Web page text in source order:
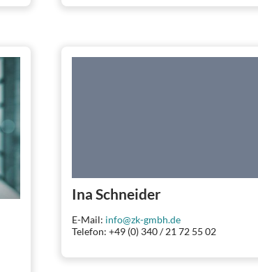
Ina Schneider
E-Mail: info@zk-gmbh.de
Telefon: +49 (0) 340 / 21 72 55 02